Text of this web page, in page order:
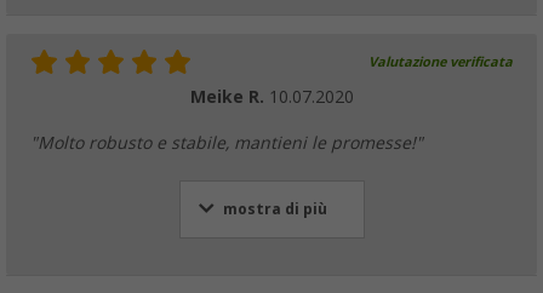
Valutazione verificata
Meike R. 10.07.2020
"Molto robusto e stabile, mantieni le promesse!"
mostra di più